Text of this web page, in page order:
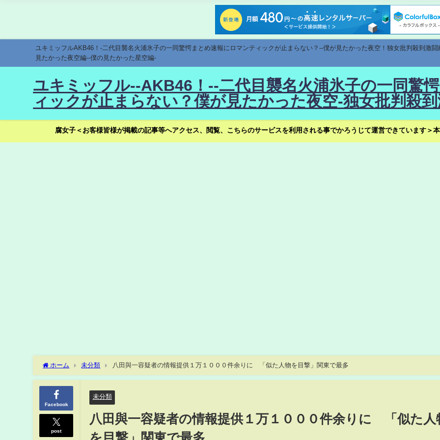
ユキミッフルAKB46！-二代目襲名火浦氷子の一同驚愕まとめ速報にロマンティックが止まらない？--僕が見たかった夜空！独女批判殺到激
見たかった夜空編--僕の見たかった星空編-
ユキミッフル--AKB46！--二代目襲名火浦氷子の一同驚
ィックが止まらない？僕が見たかった夜空-独女批判殺
腐女子＜お客様皆様が掲載の記事等へアクセス、閲覧、こちらのサービスを利用される事でかろうじて運営できています＞
ホーム 未分類 八田與一容疑者の情報提供１万１０００件余りに 「似た人物を目撃」関東で最多
Facebook
post
未分類
八田與一容疑者の情報提供１万１０００件余りに 「似た人
を目撃」関東で最多